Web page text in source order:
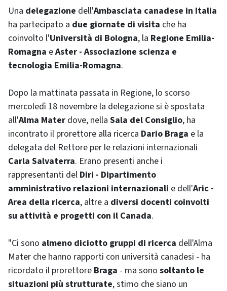
Una delegazione dell'Ambasciata canadese in Italia
ha partecipato a due giornate di visita che ha
coinvolto l'Università di Bologna, la Regione Emilia-
Romagna eAster - Associazione scienza e
tecnologia Emilia-Romagna.
Dopo la mattinata passata in Regione, lo scorso
mercoledì 18 novembre la delegazione si è spostata
all'Alma Mater dove, nella Sala del Consiglio, ha
incontrato il prorettore alla ricerca Dario Braga e la
delegata del Rettore per le relazioni internazionali
Carla Salvaterra. Erano presenti anche i
rappresentanti del Diri - Dipartimento
amministrativo relazioni internazionali e dell'Aric -
Area della ricerca, altre a diversi docenti coinvolti
su attività e progetti con il Canada.
"Ci sono almeno diciotto gruppi di ricerca dell'Alma
Mater che hanno rapporti con università canadesi - ha
ricordato il prorettore Braga - ma sono soltanto le
situazioni più strutturate, stimo che siano un